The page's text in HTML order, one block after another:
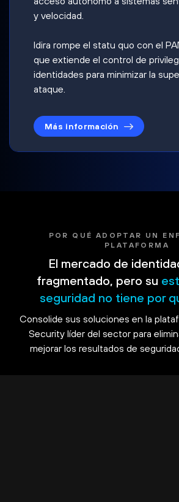
y velocidad.
Idira rompe el statu quo con el
que extiende el control de
identidades para minimizar la
ataque.
Más información
POR QUÉ ADOPTAR UN
PLATAFORMA
El mercado de
fragmentado, pero su
seguridad no tiene por
Consolide sus soluciones en la
Security líder del sector para
mejorar los resultados de